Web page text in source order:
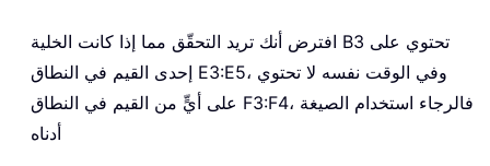
افترض أنك تريد التحقّق مما إذا كانت الخلية B3 تحتوي على
إحدى القيم في النطاق E3:E5، وفي الوقت نفسه لا تحتوي
على أيٍّ من القيم في النطاق F3:F4، فالرجاء استخدام الصيغة
أدناه